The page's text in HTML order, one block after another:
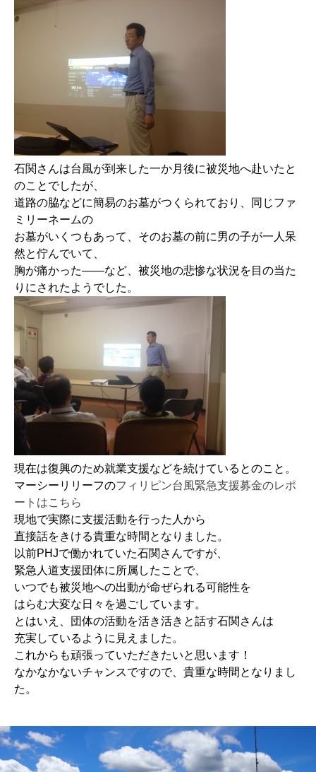
石関さんは台風が到来した一か月後に被災地へ赴いたと
のことでしたが、
道路の脇などに簡易のお墓がつくられており、同じファ
ミリーネームの
お墓がいくつもあって、そのお墓の前に男の子が一人呆
然と佇んでいて、
胸が痛かった――など、被災地の悲惨な状況を目の当た
りにされたようでした。
現在は復興のため就業支援などを続けているとのこと。
マーシーリリーフのフィリピン台風緊急支援募金のレポ
ートはこちら
現地で実際に支援活動を行った人から
直接話をきける貴重な時間となりました。
以前PHJで働かれていた石関さんですが、
緊急人道支援団体に所属したことで、
いつでも被災地への出動が命ぜられる可能性を
はらむ大変な日々を過ごしています。
とはいえ、団体の活動を活き活きと話す石関さんは
充実しているように見えました。
これからも頑張っていただきたいと思います！
なかなかないチャンスですので、貴重な時間となりまし
た。